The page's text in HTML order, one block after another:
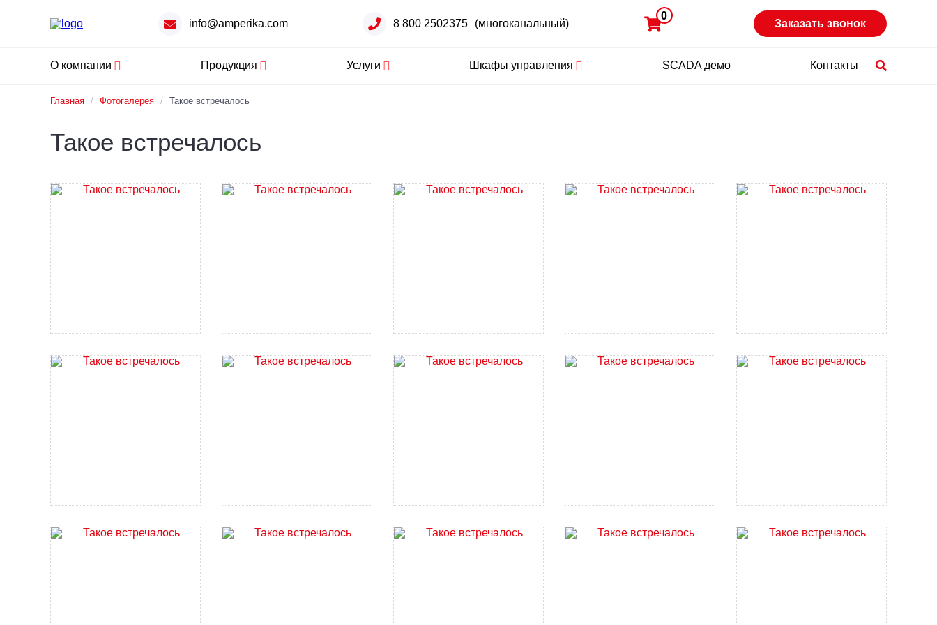
info@amperika.com 8 800 2502375 (многоканальный)
0
Заказать звонок
О компании Продукция Услуги Шкафы управления SCADA демо Контакты
Главная / Фотогалерея / Такое встречалось
Такое встречалось